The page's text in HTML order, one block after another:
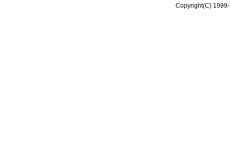
Copyright(C)